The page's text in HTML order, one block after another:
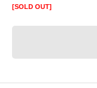
[SOLD OUT]